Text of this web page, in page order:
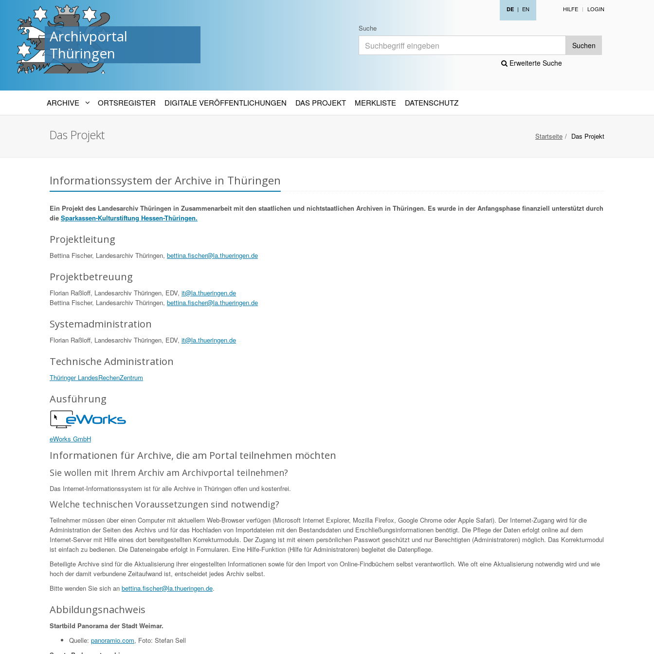
Archivportal
Thüringen
DE | EN HILFE LOGIN
Suche
Suchen
Erweiterte Suche
ARCHIVE ORTSREGISTER DIGITALE VERÖFFENTLICHUNGEN DAS PROJEKT MERKLISTE DATENSCHUTZ
Startseite Das Projekt
Das Projekt
Informationssystem der Archive in Thüringen
Ein Projekt des Landesarchiv Thüringen in Zusammenarbeit mit den staatlichen und nichtstaatlichen Archiven in Thüringen. Es wurde in der Anfangsphase finanziell unterstützt durch
die Sparkassen-Kulturstiftung Hessen-Thüringen.
Projektleitung
Bettina Fischer, Landesarchiv Thüringen, bettina.fischer@la.thueringen.de
Projektbetreuung
Florian Raßloff, Landesarchiv Thüringen, EDV, it@la.thueringen.de
Bettina Fischer, Landesarchiv Thüringen, bettina.fischer@la.thueringen.de
Systemadministration
Florian Raßloff, Landesarchiv Thüringen, EDV, it@la.thueringen.de
Technische Administration
Thüringer LandesRechenZentrum
Ausführung
eWorks GmbH
Informationen für Archive, die am Portal teilnehmen möchten
Sie wollen mit Ihrem Archiv am Archivportal teilnehmen?
Das Internet-Informationssystem ist für alle Archive in Thüringen offen und kostenfrei.
Welche technischen Voraussetzungen sind notwendig?
Teilnehmer müssen über einen Computer mit aktuellem Web-Browser verfügen (Microsoft Internet Explorer, Mozilla Firefox, Google Chrome oder Apple Safari). Der Internet-Zugang wird für die
Administration der Seiten des Archivs und für das Hochladen von Importdateien mit den Bestandsdaten und Erschließungsinformationen benötigt. Die Pflege der Daten erfolgt online auf dem
Internet-Server mit Hilfe eines dort bereitgestellten Korrekturmoduls. Der Zugang ist mit einem persönlichen Passwort geschützt und nur Berechtigten (Administratoren) möglich. Das Korrekturmodul
ist einfach zu bedienen. Die Dateneingabe erfolgt in Formularen. Eine Hilfe-Funktion (Hilfe für Administratoren) begleitet die Datenpflege.
Beteiligte Archive sind für die Aktualisierung ihrer eingestellten Informationen sowie für den Import von Online-Findbüchern selbst verantwortlich. Wie oft eine Aktualisierung notwendig wird und wie
hoch der damit verbundene Zeitaufwand ist, entscheidet jedes Archiv selbst.
Bitte wenden Sie sich an bettina.fischer@la.thueringen.de.
Abbildungsnachweis
Startbild Panorama der Stadt Weimar.
Quelle: panoramio.com, Foto: Stefan Sell